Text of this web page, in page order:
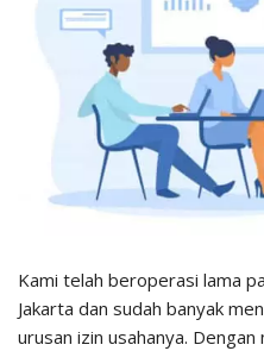
Kami telah beroperasi lama
Jakarta dan sudah banyak
urusan izin usahanya.